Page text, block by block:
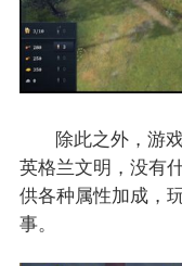
除此之外，游
英格兰文明，没有
供各种属性加成，
事。